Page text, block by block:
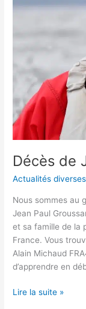
Décès de
Actualités diverses
Nous sommes au
Jean Paul
et sa famille de la
France. Vous
Alain Michaud
d’apprendre en
Jean
Lire la suite »